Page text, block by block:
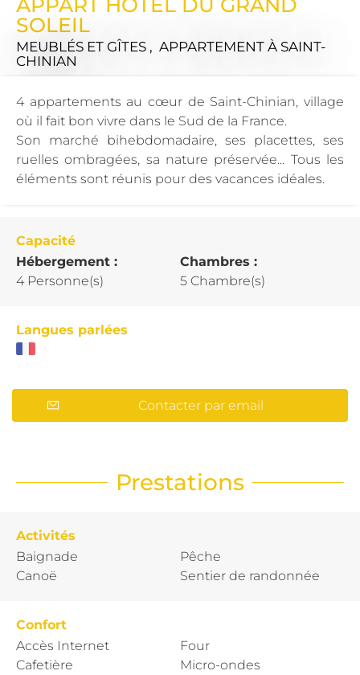
SOLEIL
MEUBLÉS ET GÎTES , APPARTEMENT À SAINT-
CHINIAN
4 appartements au cœur de Saint-Chinian, village
où il fait bon vivre dans le Sud de la France.
Son marché bihebdomadaire, ses placettes, ses
ruelles ombragées, sa nature préservée... Tous les
éléments sont réunis pour des vacances idéales.
Capacité
Hébergement :
4 Personne(s)
Chambres :
5 Chambre(s)
Langues parlées
Contacter par email
Prestations
Activités
Baignade
Canoë
Pêche
Sentier de randonnée
Confort
Accès Internet
Cafetière
Four
Micro-ondes